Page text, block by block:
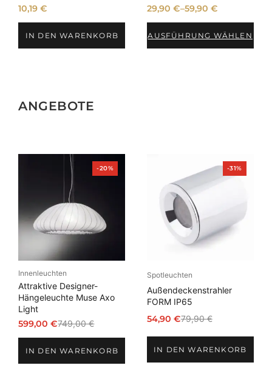
10,19€
IN DEN WARENKORB
29,90 €–59,90 €
AUSFÜHRUNG WÄHLEN
ANGEBOTE
-20%Produkt
im
Innenleuchten
Attraktive Designer-
Hängeleuchte Muse Axo
Light
749,00€
Ursprünglicher
war:
599,00€
Aktueller
ist:IN DEN WARENKORB
-31%Produkt
im
Spotleuchten
Außendeckenstrahler
FORM IP65
79,90€
Ursprünglicher
Preis
war:
79,90 €
54,90 €
Aktueller
Preis
ist:
54,90 €.
IN DEN WARENKORB